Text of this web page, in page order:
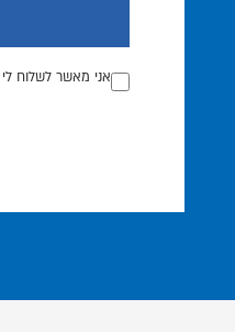
אני מאשר לשלוח לי